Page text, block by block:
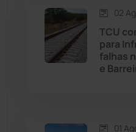
Mortugaba
Mundo
Palmas de Monte Alto
02
TCU
para
falhas
e
01